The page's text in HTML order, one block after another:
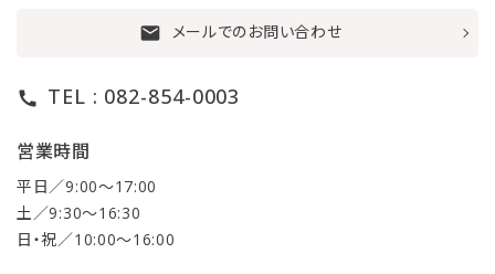
mail メールでのお問い合わせ
call TEL : 082-854-0003
営業時間
平日／9:00〜17:00
土／9:30〜16:30
日・祝／10:00〜16:00